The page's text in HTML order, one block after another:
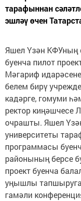
тарафыннан
эшләү өчен
Яшел Үзән КФУның
буенча пилот
Мәгариф
белем бирү
кадәрге, гомуми
ректор киңәшчесе
очрашты. Яшел
университеты
программасы
районының берсе
проект буенча
уңышлы
гамәли